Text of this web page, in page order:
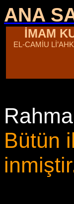
ANA
İMAM
EL-CAMİU
Bütün